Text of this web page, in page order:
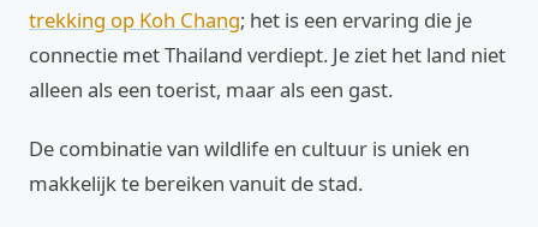
trekking op Koh Chang; het is een ervaring die je
connectie met Thailand verdiept. Je ziet het land niet
alleen als een toerist, maar als een gast.
De combinatie van wildlife en cultuur is uniek en
makkelijk te bereiken vanuit de stad.